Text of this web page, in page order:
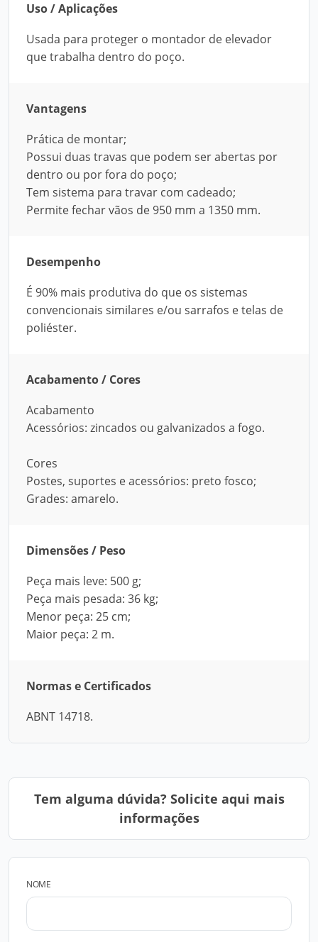
Uso / Aplicações
Usada para proteger o montador de elevador
que trabalha dentro do poço.
Vantagens
Prática de montar;
Possui duas travas que podem ser abertas por
dentro ou por fora do poço;
Tem sistema para travar com cadeado;
Permite fechar vãos de 950 mm a 1350 mm.
Desempenho
É 90% mais produtiva do que os sistemas
convencionais similares e/ou sarrafos e telas de
poliéster.
Acabamento / Cores
Acabamento
Acessórios: zincados ou galvanizados a fogo.
Cores
Postes, suportes e acessórios: preto fosco;
Grades: amarelo.
Dimensões / Peso
Peça mais leve: 500 g;
Peça mais pesada: 36 kg;
Menor peça: 25 cm;
Maior peça: 2 m.
Normas e Certificados
ABNT 14718.
Tem alguma dúvida? Solicite aqui mais
informações
NOME